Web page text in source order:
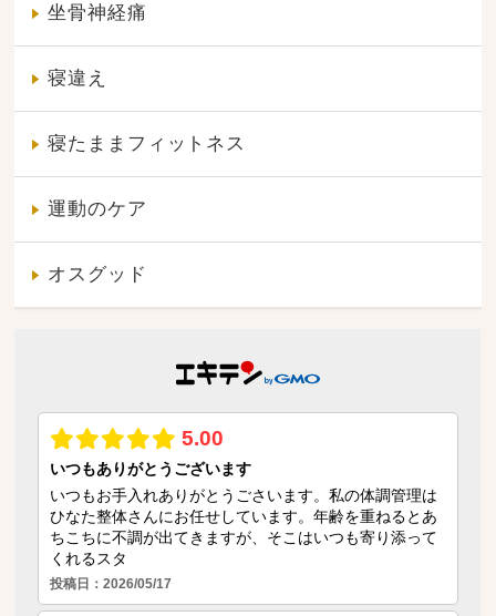
坐骨神経痛
寝違え
寝たままフィットネス
運動のケア
オスグッド